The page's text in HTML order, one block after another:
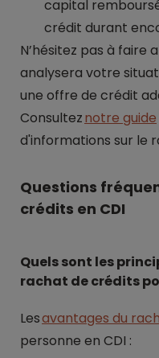
capital
crédit durant
N’hésitez pas à faire
analysera votre
une offre de crédit
Consulteznotre guide
d'informations sur le
Questions
crédits en CDI
Quels sont les
rachat de crédits
Lesavantages du
personne en CDI :